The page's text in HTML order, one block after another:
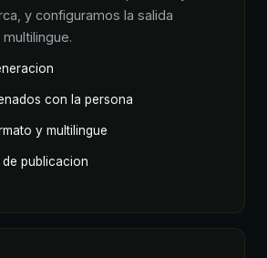
y configuramos la salida
con la persona
y multilingue
publicacion